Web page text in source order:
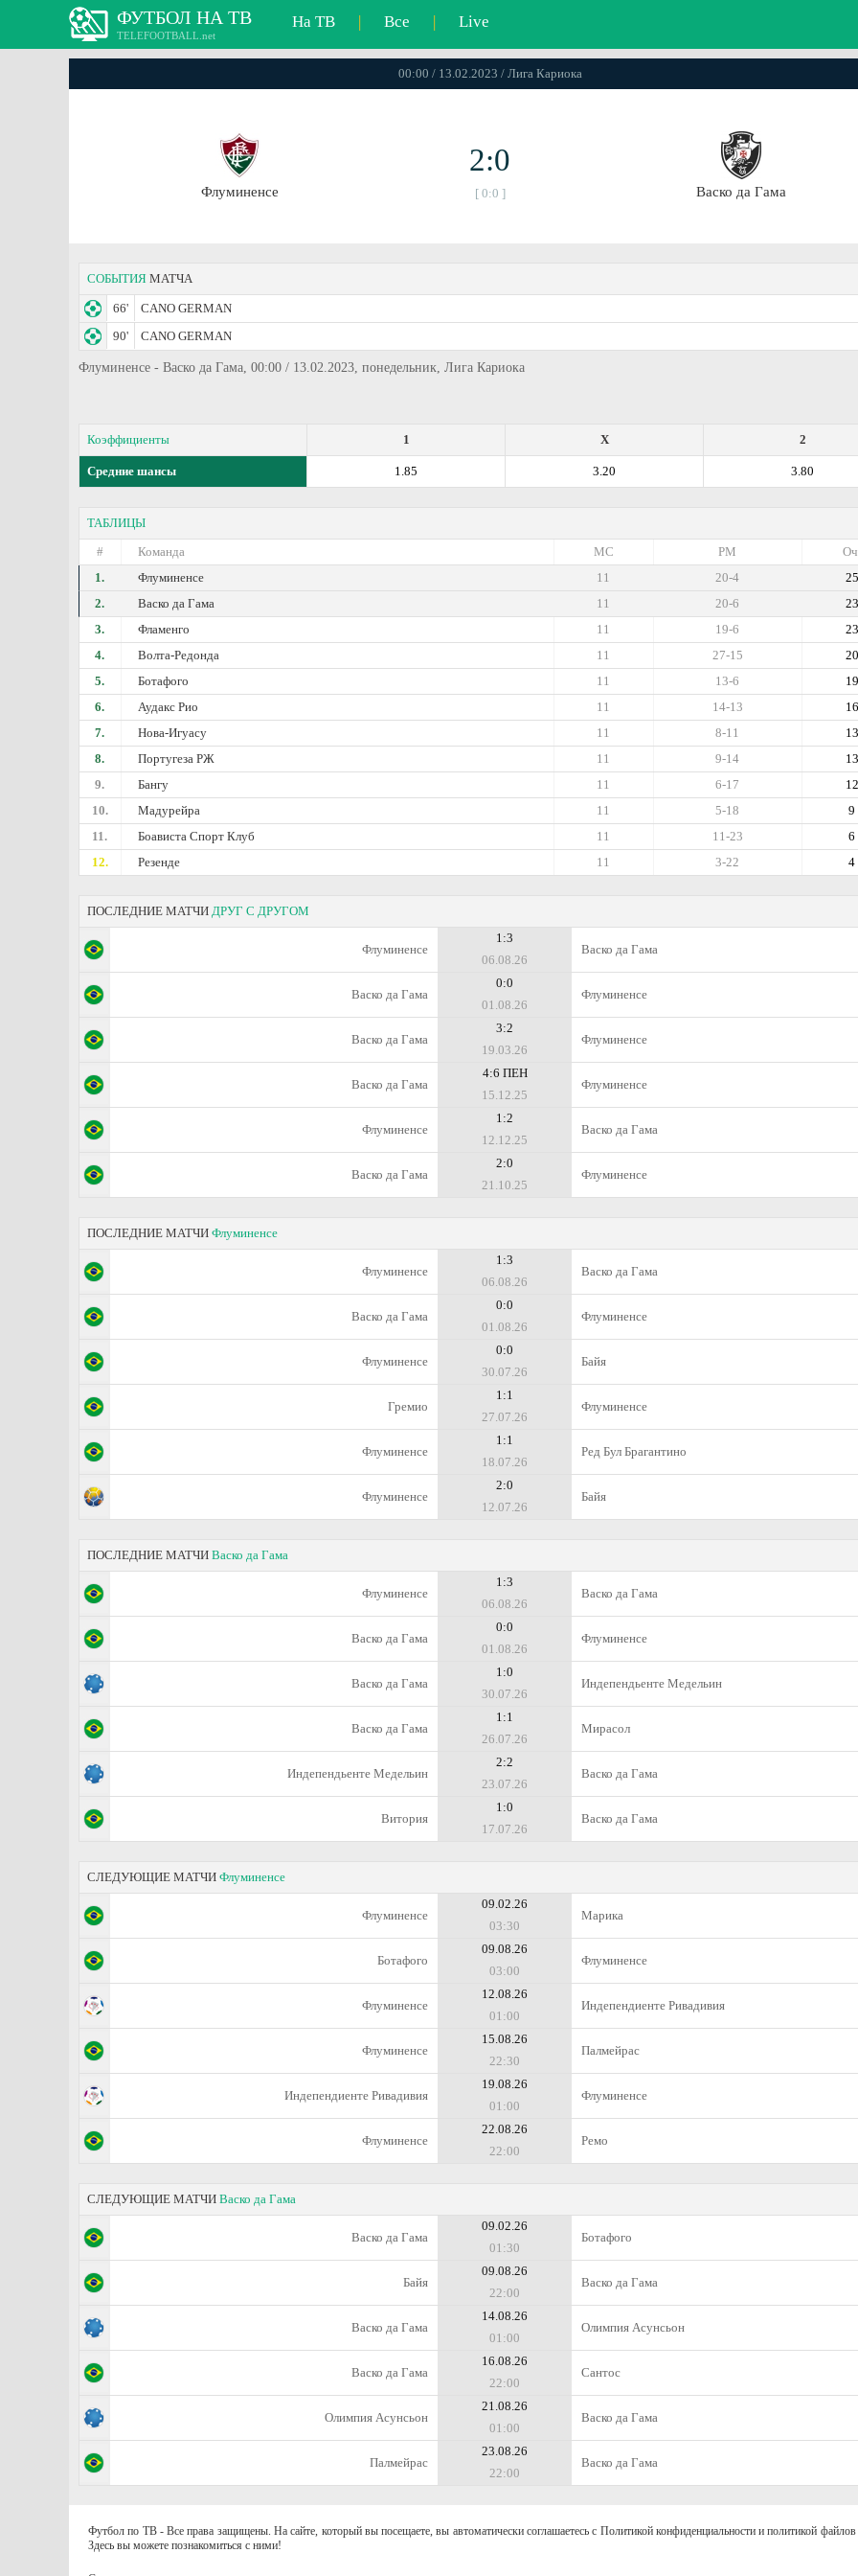
ФУТБОЛ НА ТВ
TELEFOOTBALL.net
На ТВ | Все | Live
00:00 / 13.02.2023 / Лига Кариока
Флуминенсе
2:0
[ 0:0 ] Васко да Гама
СОБЫТИЯ МАТЧА
66'
CANO GERMAN
90'
CANO GERMAN
Флуминенсе - Васко да Гама, 00:00 / 13.02.2023, понедельник, Лига Кариока
Коэффициенты 2
X
1
Средние шансы 3.80
3.20
1.85
ТАБЛИЦЫ
#
Команда РМ
МС
1.
Флуминенсе 25
20-4
11
2.
Васко да Гама 23
20-6
11
3.
Фламенго 23
19-6
11
4.
Волта-Редонда 20
27-15
11
5.
Ботафого 19
13-6
11
6.
Аудакс Рио 16
14-13
11
7.
Нова-Игуасу 13
8-11
11
8.
Португеза РЖ 13
9-14
11
9.
Бангу 12
6-17
11
10.
Мадурейра 9
5-18
11
11.
Боависта Спорт Клуб 6
11-23
11
12.
Резенде 4
3-22
11
ПОСЛЕДНИЕ МАТЧИ ДРУГ С ДРУГОМ
Флуминенсе
1:3
06.08.26
Васко да Гама
Васко да Гама
0:0
01.08.26
Флуминенсе
Васко да Гама
3:2
19.03.26
Флуминенсе
Васко да Гама
4:6 ПЕН
15.12.25
Флуминенсе
Флуминенсе
1:2
12.12.25
Васко да Гама
Васко да Гама
2:0
21.10.25
Флуминенсе
ПОСЛЕДНИЕ МАТЧИ Флуминенсе
Флуминенсе
1:3
06.08.26
Васко да Гама
Васко да Гама
0:0
01.08.26
Флуминенсе
Флуминенсе
0:0
30.07.26
Байя
Гремио
1:1
27.07.26
Флуминенсе
Флуминенсе
1:1
18.07.26
Ред Бул Брагантино
Флуминенсе
2:0
12.07.26
Байя
ПОСЛЕДНИЕ МАТЧИ Васко да Гама
Флуминенсе
1:3
06.08.26
Васко да Гама
Васко да Гама
0:0
01.08.26
Флуминенсе
Васко да Гама
1:0
30.07.26
Индепендьенте Медельин
Васко да Гама
1:1
26.07.26
Мирасол
Индепендьенте Медельин
2:2
23.07.26
Васко да Гама
Витория
1:0
17.07.26
Васко да Гама
СЛЕДУЮЩИЕ МАТЧИ Флуминенсе
Флуминенсе
09.02.26
03:30
Марика
Ботафого
09.08.26
03:00
Флуминенсе
Флуминенсе
12.08.26
01:00
Индепендиенте Ривадивия
Флуминенсе
15.08.26
22:30
Палмейрас
Индепендиенте Ривадивия
19.08.26
01:00
Флуминенсе
Флуминенсе
22.08.26
22:00
Ремо
СЛЕДУЮЩИЕ МАТЧИ Васко да Гама
Васко да Гама
09.02.26
01:30
Ботафого
Байя
09.08.26
22:00
Васко да Гама
Васко да Гама
14.08.26
01:00
Олимпия Асунсьон
Васко да Гама
16.08.26
22:00
Сантос
Олимпия Асунсьон
21.08.26
01:00
Васко да Гама
Палмейрас
23.08.26
22:00
Васко да Гама
Футбол по ТВ - Все права защищены. На сайте, который вы посещаете, вы автоматически соглашаетесь с Политикой конфиденциальности и политикой
Здесь вы можете познакомиться с ними!